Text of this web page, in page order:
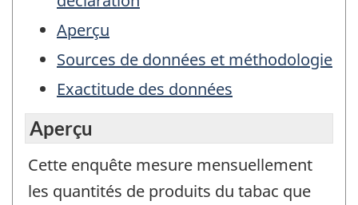
Aperçu
Sources de données et méthodologie
Exactitude des données
Aperçu
Cette enquête mesure mensuellement
les quantités de produits du tabac que